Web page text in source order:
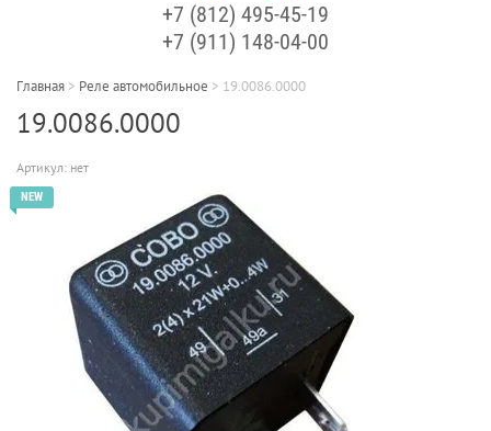
+7 (812) 495-45-19
+7 (911) 148-04-00
Главная > Реле автомобильное > 19.0086.0000
19.0086.0000
Артикул: нет